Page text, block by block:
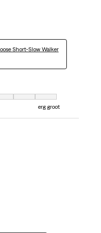
Short-Slow Walker
klein en 7 gelijk is aan erg groot
erg groot